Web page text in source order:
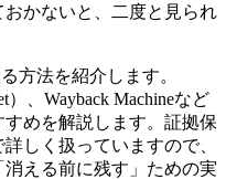
かないと、二度と見られ
方法を紹介します。
）、Wayback Machineなど
めを解説します。証拠保
しく扱っていますので、
える前に残す」ための実